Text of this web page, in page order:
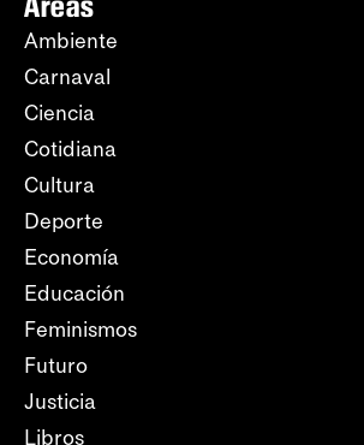
Ambiente
Carnaval
Ciencia
Cotidiana
Cultura
Deporte
Economía
Educación
Feminismos
Futuro
Justicia
Libros